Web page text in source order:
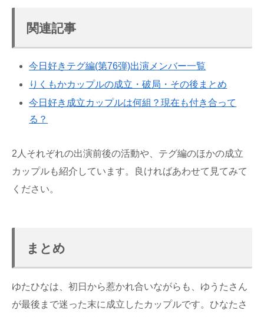
関連記事
今日好きテグ編(第76弾)出演メンバー一覧
りくもかカップルの成立・破局・その後まとめ
今日好き成立カップルは何組？現在も付き合って
る？
2人それぞれの出演前後の活動や、テグ編のほかの成立
カップルも紹介しています。良ければあわせて見てみて
ください。
まとめ
ゆたひなは、初日から惹かれ合いながらも、ゆうたさん
が最後まで迷った末に成立したカップルです。ひなたさ